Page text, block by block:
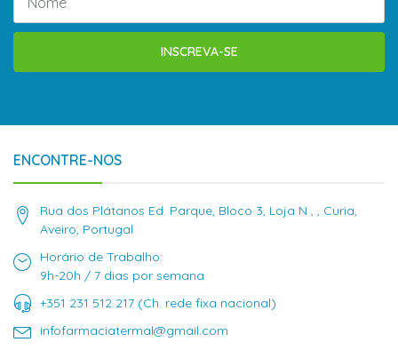
INSCREVA-SE
ENCONTRE-NOS
Rua dos Plátanos Ed. Parque, Bloco 3, Loja N , , Curia,
Aveiro, Portugal
Horário de Trabalho:
9h-20h / 7 dias por semana
+351 231 512 217 (Ch. rede fixa nacional)
infofarmaciatermal@gmail.com